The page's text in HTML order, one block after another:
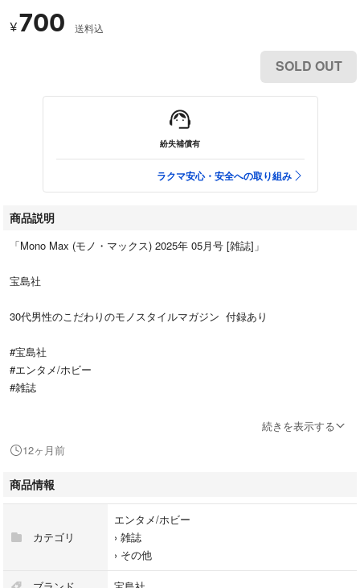
¥700 送料込
SOLD OUT
紛失補償有
ラクマ安心・安全への取り組み
商品説明
「Mono Max (モノ・マックス) 2025年 05月号 [雑誌]」
宝島社
30代男性のこだわりのモノスタイルマガジン 付録あり
#宝島社
#エンタメ/ホビー
#雑誌
新品未使用ですが定期購読購入で付録の袋が破れていましたので開封済み
付録は折りたたんで総譜いたします
雑誌少しそりあり(一度読みました)
ご理解の上、ご購入宜しくお願いいたします
続きを表示する
12ヶ月前
商品情報
カテゴリ
エンタメ/ホビー
› 雑誌
› その他